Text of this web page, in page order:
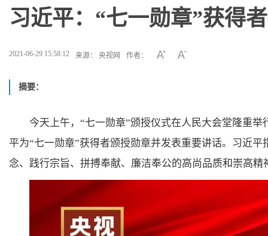
习近平：“七一勋章”获得
2021-06-29 15:58:12 来源： 央视网 作者：
摘要：
今天上午，“七一勋章”颁授仪式在人民大会堂隆重
平为“七一勋章”获得者颁授勋章并发表重要讲话。习近
念、践行宗旨、拼搏奉献、廉洁奉公的高尚品质和崇高精